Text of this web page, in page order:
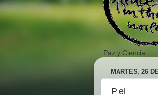
Paz y Ciencia
MARTES, 26
Piel